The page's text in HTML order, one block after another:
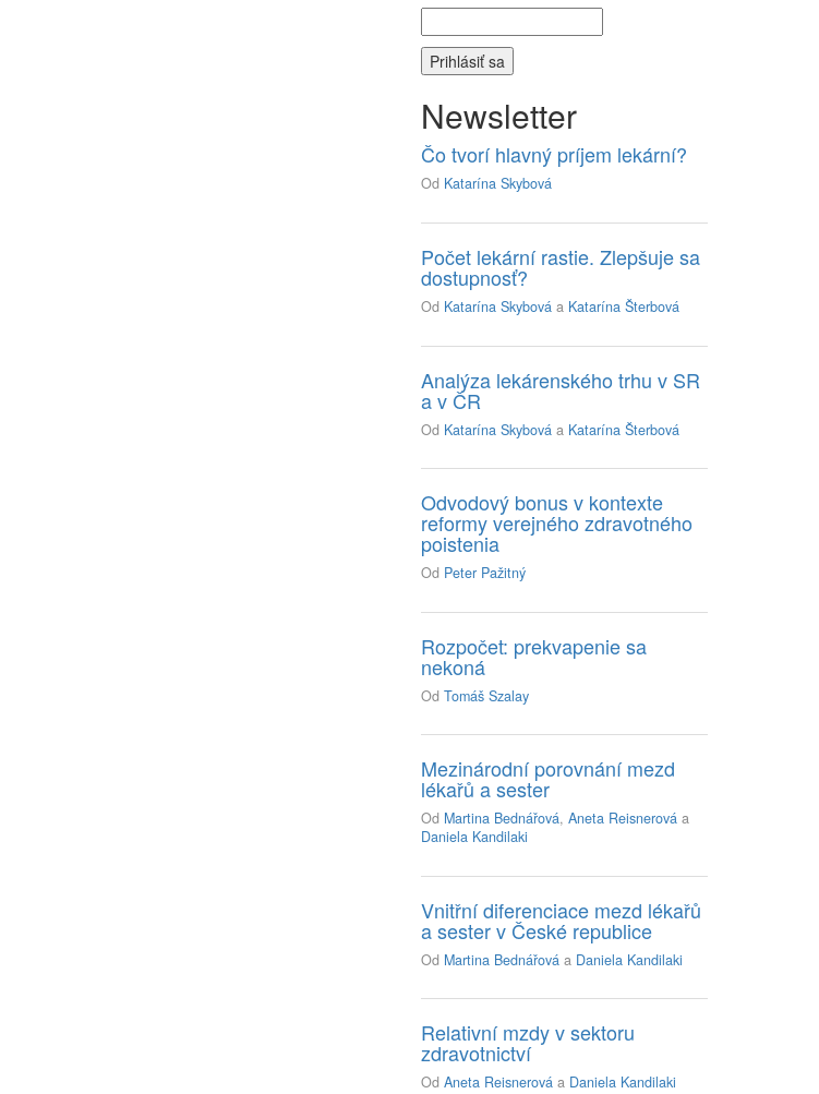
Newsletter
Čo tvorí hlavný príjem lekární?
Od Katarína Skybová
Počet lekární rastie. Zlepšuje sa
dostupnosť?
Od Katarína Skybová a Katarína Šterbová
Analýza lekárenského trhu v SR
a v ČR
Od Katarína Skybová a Katarína Šterbová
Odvodový bonus v kontexte
reformy verejného zdravotného
poistenia
Od Peter Pažitný
Rozpočet: prekvapenie sa
nekoná
OdTomáš Szalay
Mezinárodní porovnání mezd
lékařů a sester
Od Martina Bednářová,Aneta Reisnerová a
Daniela Kandilaki
Vnitřní diferenciace mezd lékařů
a sester v České republice
Od Martina Bednářová a Daniela Kandilaki
Relativní mzdy v sektoru
zdravotnictví
OdAneta Reisnerová a Daniela Kandilaki